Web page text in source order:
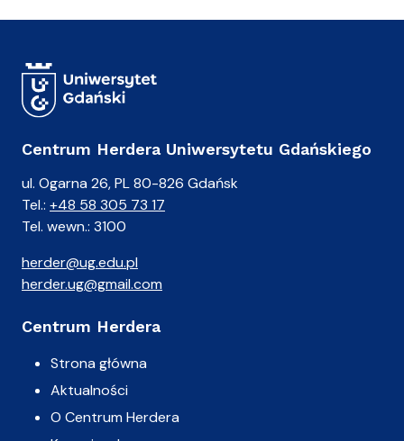
Centrum Herdera Uniwersytetu Gdańskiego
ul. Ogarna 26, PL 80-826 Gdańsk
Tel.: +48 58 305 73 17
Tel. wewn.: 3100
herder@ug.edu.pl
herder.ug@gmail.com
Centrum Herdera
Strona główna
Aktualności
O Centrum Herdera